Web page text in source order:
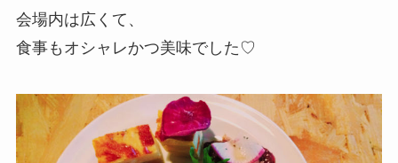
会場内は広くて、
食事もオシャレかつ美味でした♡